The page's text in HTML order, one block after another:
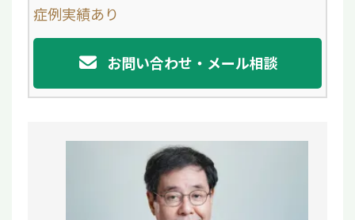
症例実績あり
お問い合わせ・メール相談